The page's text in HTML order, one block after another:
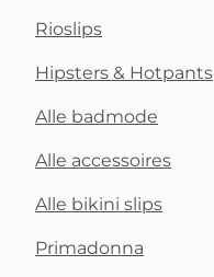
Rioslips
Hipsters & Hotpants
Alle badmode
Alle accessoires
Alle bikini slips
Primadonna